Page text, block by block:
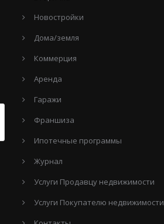
Новостройки
Дома/земля
Коммерция
Аренда
Гаражи
Франшиза
Ипотечные программы
Журнал
Услуги Продавцу недвижимости
Услуги Покупателю недвижимости